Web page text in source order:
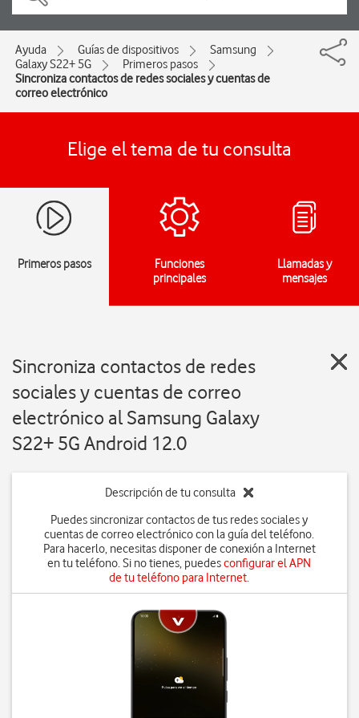
Ayuda Guías de dispositivos
Samsung
Galaxy S22+ 5G
Primeros pasos
Sincroniza contactos de redes sociales y cuentas de
correo electrónico
Elige el tema de tu consulta
Primeros pasos
Funciones
principales
Llamadas y
mensajes
Sincroniza contactos de redes
sociales y cuentas de correo
electrónico al Samsung Galaxy
S22+ 5G Android 12.0
Descripción de tu consulta
Puedes sincronizar contactos de tus redes sociales y
cuentas de correo electrónico con la guía del teléfono.
Para hacerlo, necesitas disponer de conexión a Internet
en tu teléfono. Si no tienes, puedesconfigurar el APN
de tu teléfono para Internet.